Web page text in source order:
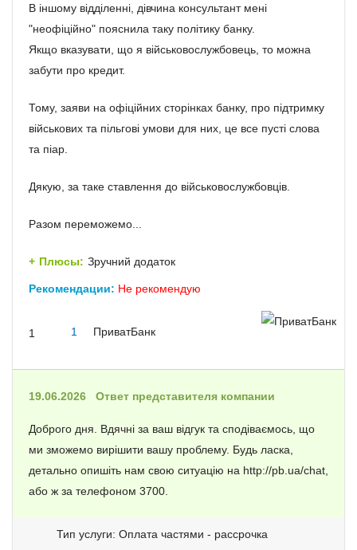
В іншому відділенні, дівчина консультант мені
"неофіційно" пояснила таку політику банку.
Якщо вказувати, що я військовослужбовець, то можна
забути про кредит.
Тому, заяви на офіційних сторінках банку, про підтримку
військових та пільгові умови для них, це все пусті слова
та піар.
Дякую, за таке ставлення до військовослужбовців.
Разом переможемо...
Плюсы: Зручний додаток
Рекомендации: Не рекомендую
1 1 ПриватБанк
19.06.2026 Ответ представителя компании
Доброго дня. Вдячні за ваш відгук та сподіваємось, що
ми зможемо вирішити вашу проблему. Будь ласка,
детально опишіть нам свою ситуацію на http://pb.ua/chat,
або ж за телефоном 3700.
Тип услуги: Оплата частями - рассрочка